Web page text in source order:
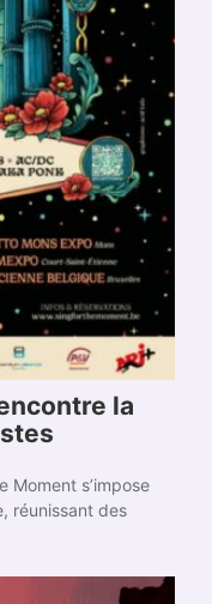
la
Moment s’impose
réunissant des